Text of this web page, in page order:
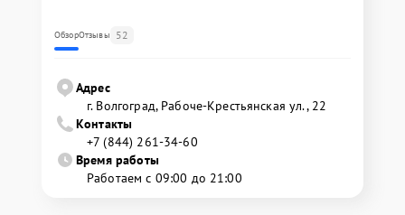
ОбзорОтзывы 52
Адрес
г. Волгоград, Рабоче-Крестьянская ул., 22
Контакты
+7 (844) 261-34-60
Время работы
Работаем с 09:00 до 21:00